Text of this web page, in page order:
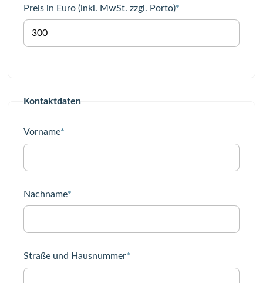
Pflichtfeld
Preis in Euro (inkl. MwSt. zzgl. Porto)*
Kontaktdaten
Pflichtfeld
Vorname*
Pflichtfeld
Nachname*
Pflichtfeld
Straße und Hausnummer*